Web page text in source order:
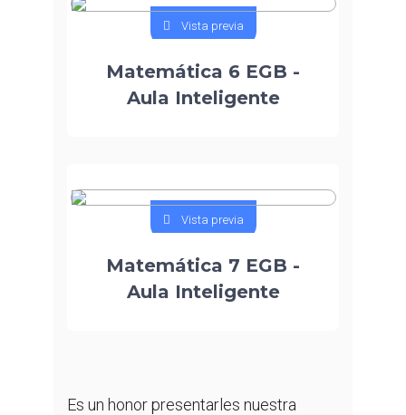
Vista previa
Matemática 6 EGB -
Aula Inteligente
Vista previa
Matemática 7 EGB -
Aula Inteligente
Es un honor presentarles nuestra